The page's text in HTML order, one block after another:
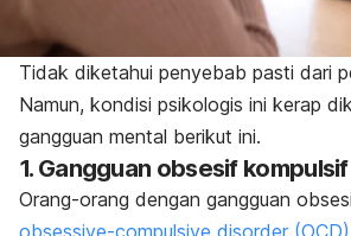
Tidak diketahui penyebab pasti dari
Namun, kondisi psikologis ini kerap
gangguan mental berikut ini.
1. Gangguan obsesif kompulsif
Orang-orang dengan gangguan